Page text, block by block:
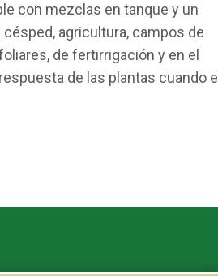
con mezclas en tanque y un
agricultura, campos de
de fertirrigación y en el
de las plantas cuando el